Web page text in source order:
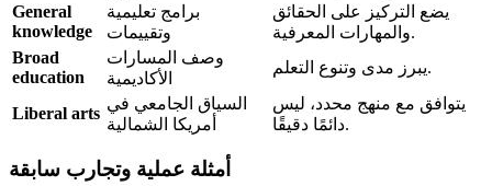
General
knowledge
برامج تعليمية
وتقييمات
يضع التركيز على الحقائق
والمهارات المعرفية.
Broad
education
وصف المسارات
الأكاديمية
يبرز مدى وتنوع التعلم.
Liberal arts
السياق الجامعي في
أمريكا الشمالية
يتوافق مع منهج محدد، ليس
دائمًا دقيقًا.
أمثلة عملية وتجارب سابقة